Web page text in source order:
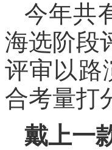
今年共
海选阶段
评审以路
合考量打
戴上一